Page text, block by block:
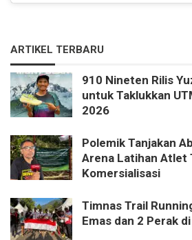
ARTIKEL TERBARU
910 Nineten Rilis
untuk Taklukkan
2026
Polemik Tanjakan
Arena Latihan Atlet
Komersialisasi
Timnas Trail
Emas dan 2 Perak